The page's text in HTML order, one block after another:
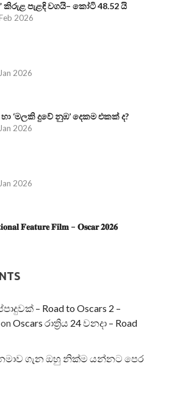
කිරුළ පැළඳි වගයි– කෝටි 48.52 යි
2026
2026
හා ‘මලකි දුවේ නුඹ’ දෙකම එකක් ද?
2026
2026
𝐅𝐞𝐚𝐭𝐮𝐫𝐞 𝐅𝐢𝐥𝐦 – 𝐎𝐬𝐜𝐚𝐫 𝟐𝟎𝟐𝟔
– Road to Oscars 2 –
onOscars රාත්‍රිය 24 වනදා – Road
ගැන ඔහු නික්ම යන්නට පෙර